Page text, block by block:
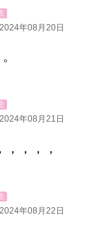
2024年08月20日
2024年08月21日
，，，，
2024年08月22日